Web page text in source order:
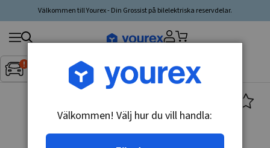
Välkommen till Yourex - Din Grossist på bilelektriska reservdelar.
Inget fordon valt▼
Sök
produkt,
tillverkare,
Välkommen! Välj hur du vill handla: